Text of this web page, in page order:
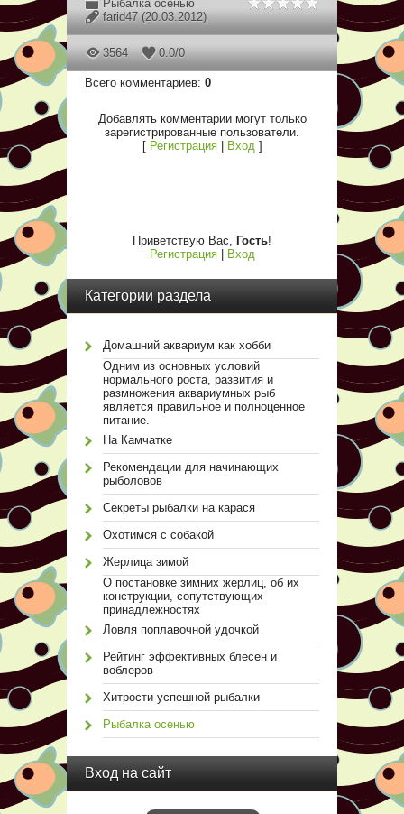
Рыбалка осенью
farid47(20.03.2012)
3564 0.0/0
Всего комментариев: 0
Добавлять комментарии могут только
зарегистрированные пользователи.
[ Регистрация| Вход]
Приветствую Вас, Гость!
Регистрация| Вход
Категории раздела
Домашний аквариум как хобби
Одним из основных условий
нормального роста, развития и
размножения аквариумных рыб
является правильное и полноценное
питание.
На Камчатке
Рекомендации для начинающих
рыболовов
Секреты рыбалки на карася
Охотимся с собакой
Жерлица зимой
О постановке зимних жерлиц, об их
конструкции, сопутствующих
принадлежностях
Ловля поплавочной удочкой
Рейтинг эффективных блесен и
воблеров
Хитрости успешной рыбалки
Рыбалка осенью
Вход на сайт